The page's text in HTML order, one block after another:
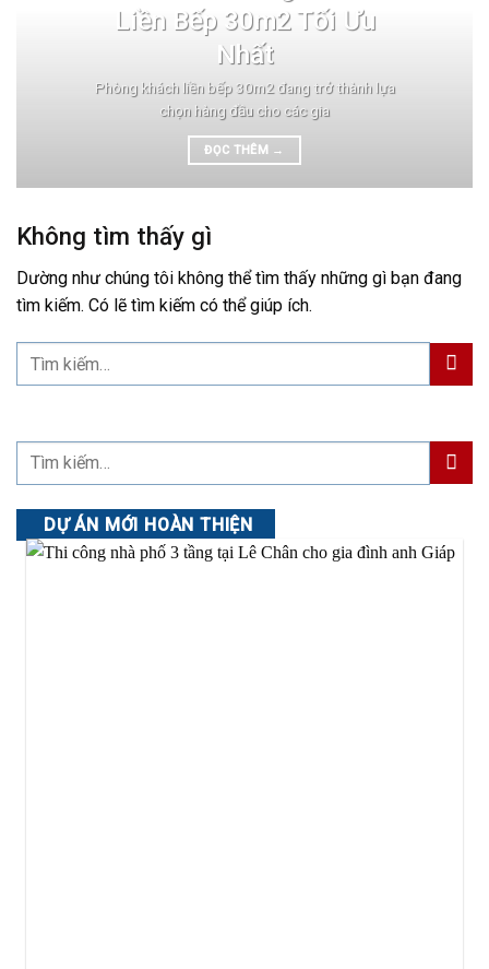
Liền Bếp 30m2 Tối Ưu
Nhất
Phòng khách liền bếp 30m2 đang trở thành lựa
chọn hàng đầu cho các gia
ĐỌC THÊM →
Không tìm thấy gì
Dường như chúng tôi không thể tìm thấy những gì bạn đang
tìm kiếm. Có lẽ tìm kiếm có thể giúp ích.
DỰ ÁN MỚI HOÀN THIỆN